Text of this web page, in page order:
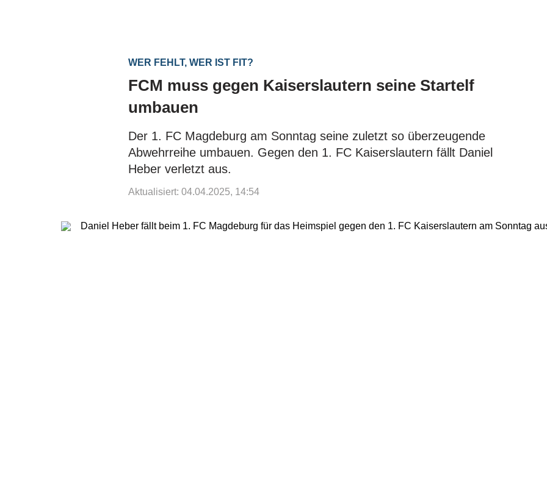
WER FEHLT, WER IST FIT?
FCM muss gegen Kaiserslautern seine Startelf
umbauen
Der 1. FC Magdeburg am Sonntag seine zuletzt so überzeugende
Abwehrreihe umbauen. Gegen den 1. FC Kaiserslautern fällt Daniel
Heber verletzt aus.
Aktualisiert: 04.04.2025, 14:54